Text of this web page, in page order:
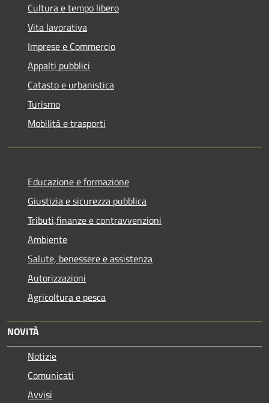
Cultura e tempo libero
Vita lavorativa
Imprese e Commercio
Appalti pubblici
Catasto e urbanistica
Turismo
Mobilità e trasporti
Educazione e formazione
Giustizia e sicurezza pubblica
Tributi,finanze e contravvenzioni
Ambiente
Salute, benessere e assistenza
Autorizzazioni
Agricoltura e pesca
NOVITÀ
Notizie
Comunicati
Avvisi